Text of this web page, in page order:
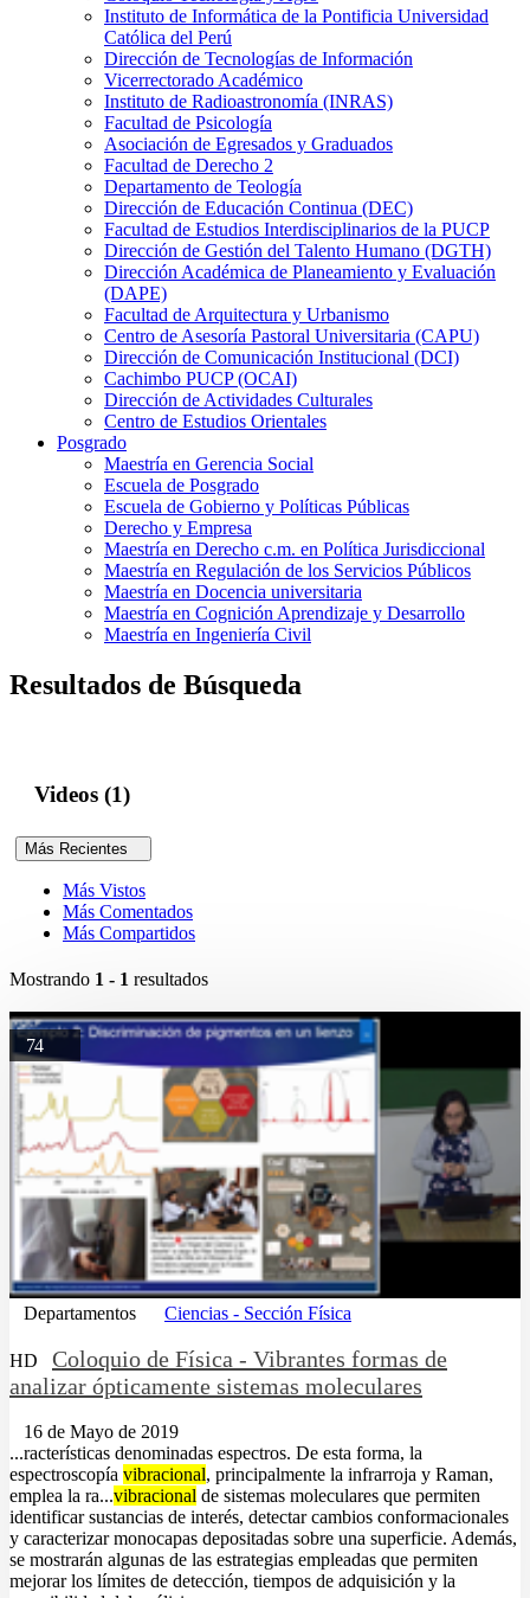
Instituto de Informática de la Pontificia Universidad
Católica del Perú
Dirección de Tecnologías de Información
Vicerrectorado Académico
Instituto de Radioastronomía (INRAS)
Facultad de Psicología
Asociación de Egresados y Graduados
Facultad de Derecho 2
Departamento de Teología
Dirección de Educación Continua (DEC)
Facultad de Estudios Interdisciplinarios de la PUCP
Dirección de Gestión del Talento Humano (DGTH)
Dirección Académica de Planeamiento y Evaluación
(DAPE)
Facultad de Arquitectura y Urbanismo
Centro de Asesoría Pastoral Universitaria (CAPU)
Dirección de Comunicación Institucional (DCI)
Cachimbo PUCP (OCAI)
Dirección de Actividades Culturales
Centro de Estudios Orientales
Posgrado
Maestría en Gerencia Social
Escuela de Posgrado
Escuela de Gobierno y Políticas Públicas
Derecho y Empresa
Maestría en Derecho c.m. en Política Jurisdiccional
Maestría en Regulación de los Servicios Públicos
Maestría en Docencia universitaria
Maestría en Cognición Aprendizaje y Desarrollo
Maestría en Ingeniería Civil
Resultados de Búsqueda
Videos (1)
Más Recientes
Más Vistos
Más Comentados
Más Compartidos
Mostrando 1 - 1 resultados
74
Departamentos Ciencias - Sección Física
HD
Coloquio de Física - Vibrantes formas de
analizar ópticamente sistemas moleculares
16 de Mayo de 2019
...racterísticas denominadas espectros. De esta forma, la
espectroscopía vibracional, principalmente la infrarroja y Raman,
emplea la ra...vibracional de sistemas moleculares que permiten
identificar sustancias de interés, detectar cambios conformacionales
y caracterizar monocapas depositadas sobre una superficie. Además,
se mostrarán algunas de las estrategias empleadas que permiten
mejorar los límites de detección, tiempos de adquisición y la